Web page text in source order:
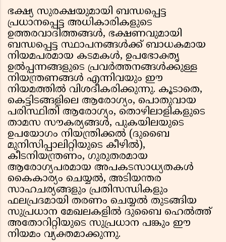
ഭക്ഷ്യ സുരക്ഷയുമായി ബന്ധപ്പെട്ട
പ്രധാനപ്പെട്ട അധികാരികളുടെ
ഉത്തരവാദിത്തങ്ങൾ, ഭക്ഷണവുമായി
ബന്ധപ്പെട്ട സ്ഥാപനങ്ങൾക്ക് ബാധകമായ
നിയമപരമായ കടമകൾ, ഉപഭോക്തൃ
ഉൽപ്പന്നങ്ങളുടെ പ്രവർത്തനങ്ങൾക്കുള്ള
നിയന്ത്രണങ്ങൾ എന്നിവയും ഈ
നിയമത്തിൽ വിശദീകരിക്കുന്നു. കൂടാതെ,
കെട്ടിടങ്ങളിലെ ആരോഗ്യം, പൊതുവായ
പരിസ്ഥിതി ആരോഗ്യം, തൊഴിലാളികളുടെ
താമസ സൗകര്യങ്ങൾ, പുകയിലയുടെ
ഉപയോഗം നിയന്ത്രിക്കൽ (ദുബൈ
മുനിസിപ്പാലിറ്റിയുടെ കീഴിൽ),
കീടനിയന്ത്രണം, ഗുരുതരമായ
ആരോഗ്യപരമായ അപകടസാധ്യതകൾ
കൈകാര്യം ചെയ്യൽ, അടിയന്തര
സാഹചര്യങ്ങളും പ്രതിസന്ധികളും
ഫലപ്രദമായി തരണം ചെയ്യൽ തുടങ്ങിയ
സുപ്രധാന മേഖലകളിൽ ദുബൈ ഹെൽത്ത്
അതോറിറ്റിയുടെ സുപ്രധാന പങ്കും ഈ
നിയമം വ്യക്തമാക്കുന്നു.